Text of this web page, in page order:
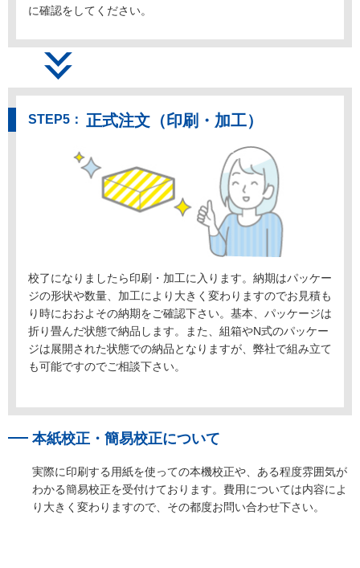
に確認をしてください。
正式注文（印刷・加工）
校了になりましたら印刷・加工に入ります。納期はパッケー
ジの形状や数量、加工により大きく変わりますのでお見積も
り時におおよその納期をご確認下さい。基本、パッケージは
折り畳んだ状態で納品します。また、組箱やN式のパッケー
ジは展開された状態での納品となりますが、弊社で組み立て
も可能ですのでご相談下さい。
本紙校正・簡易校正について
実際に印刷する用紙を使っての本機校正や、ある程度雰囲気が
わかる簡易校正を受付けております。費用については内容によ
り大きく変わりますので、その都度お問い合わせ下さい。